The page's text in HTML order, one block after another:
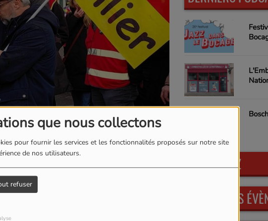
que nous collectons
pour fournir les services et les fonctionnalités proposés sur notre site
de nos utilisateurs.
refuser
PARTICIPEZ
PROCHAINS